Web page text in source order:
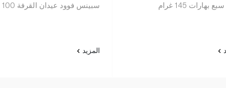
بهارات 145 غرام سبينس فوود عيدان القرفة 100 غ
المزيد